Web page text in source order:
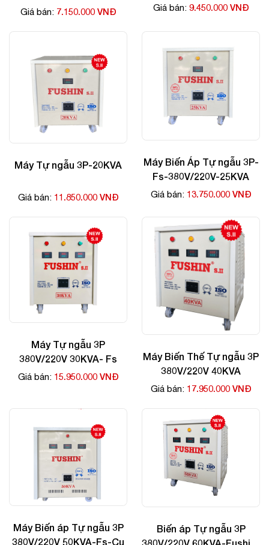
Giá bán: 7.150.000 VNĐ Giá bán: 9.450.000 VNĐ
Máy Tự ngẫu 3P-20KVA
Giá bán: 11.850.000 VNĐ
Máy Biến Áp Tự ngẫu 3P-
Fs-380V/220V-25KVA
Giá bán: 13.750.000 VNĐ
Máy Tự ngẫu 3P
380V/220V 30KVA- Fs
Giá bán: 15.950.000 VNĐ
Máy Biến Thế Tự ngẫu 3P
380V/220V 40KVA
Giá bán: 17.950.000 VNĐ
Máy Biến áp Tự ngẫu 3P
380V/220V 50KVA-Fs-Cu
Biến áp Tự ngẫu 3P